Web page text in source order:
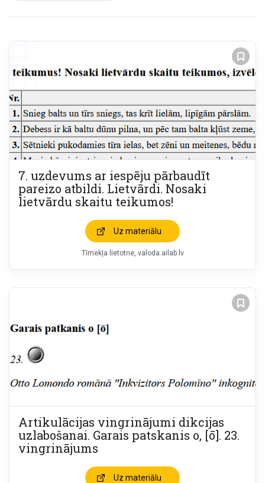
7. uzdevums ar iespēju pārbaudīt
pareizo atbildi. Lietvārdi. Nosaki
lietvārdu skaitu teikumos!
Uz materiālu
Tīmekļa lietotne valoda.ailab.lv
Artikulācijas vingrinājumi dikcijas
uzlabošanai. Garais patskanis o, [ō]. 23.
vingrinājums
Uz materiālu